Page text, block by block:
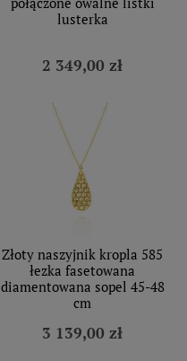
lusterka
2 349,00 zł
Złoty naszyjnik kropla 585
łezka fasetowana
diamentowana sopel 45-48
cm
3 139,00 zł